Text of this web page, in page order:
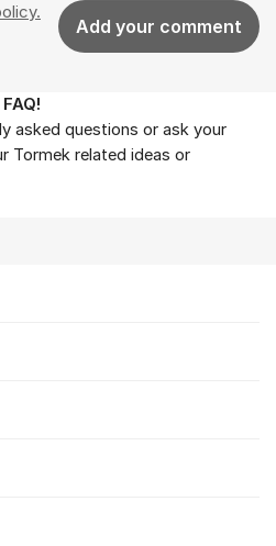
Add your comment
asked questions or ask your
Tormek related ideas or